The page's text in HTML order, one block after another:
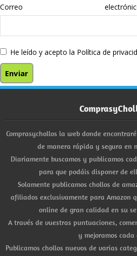
Correo
He leído y acepto la Política de
Comprasychollos la web donde
de manera rápida y segura en
Diariamente buscamos y publicamos
para que podáis disponer de
Solamente publicamos chollos de
afiliados exclusivamente para Amazon
online de gran calidad en su
A través de vuestras puntuaciones,
y mejoramos cada
Publicamos chollos nuevos de varias